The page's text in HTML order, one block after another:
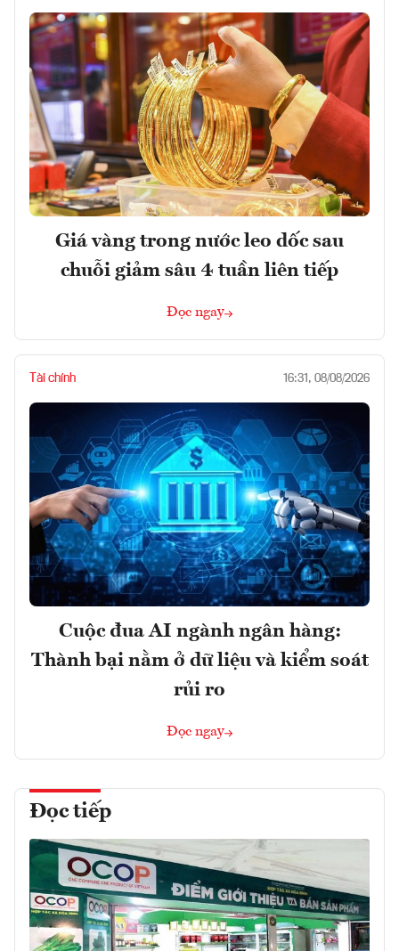
Giá vàng trong nước leo dốc sau
chuỗi giảm sâu 4 tuần liên tiếp
Đọc ngay
Tài chính 16:31, 08/08/2026
Cuộc đua AI ngành ngân hàng:
Thành bại nằm ở dữ liệu và kiểm soát
rủi ro
Đọc ngay
Đọc tiếp